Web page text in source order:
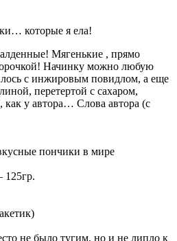
которые я ела!
Мягенькие , прямо
Начинку можно любую
с инжировым повидлом, а еще
перетертой с сахаром,
у автора… Слова автора (с
пончики в мире
125гр.
не было тугим, но и не липло к